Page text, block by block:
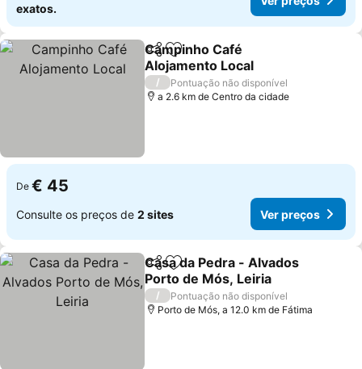
exatos.
PartilharAdicionar aos favoritos
Campinho Café
Alojamento Local
Ver preços
/
Pontuação não disponível
a 2.6 km de Centro da cidade
De € 45
Consulte os preços de 2 sites Ver preços
PartilharAdicionar aos favoritos
Casa da Pedra - Alvados
Porto de Mós, Leiria
Ver preços
/
Pontuação não disponível
Porto de Mós, a 12.0 km de Fátima